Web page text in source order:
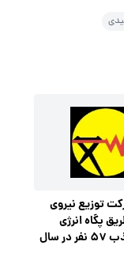
توزیع نیروی
پگاه انرژی
پارسیان | جذب 57 نفر در سال